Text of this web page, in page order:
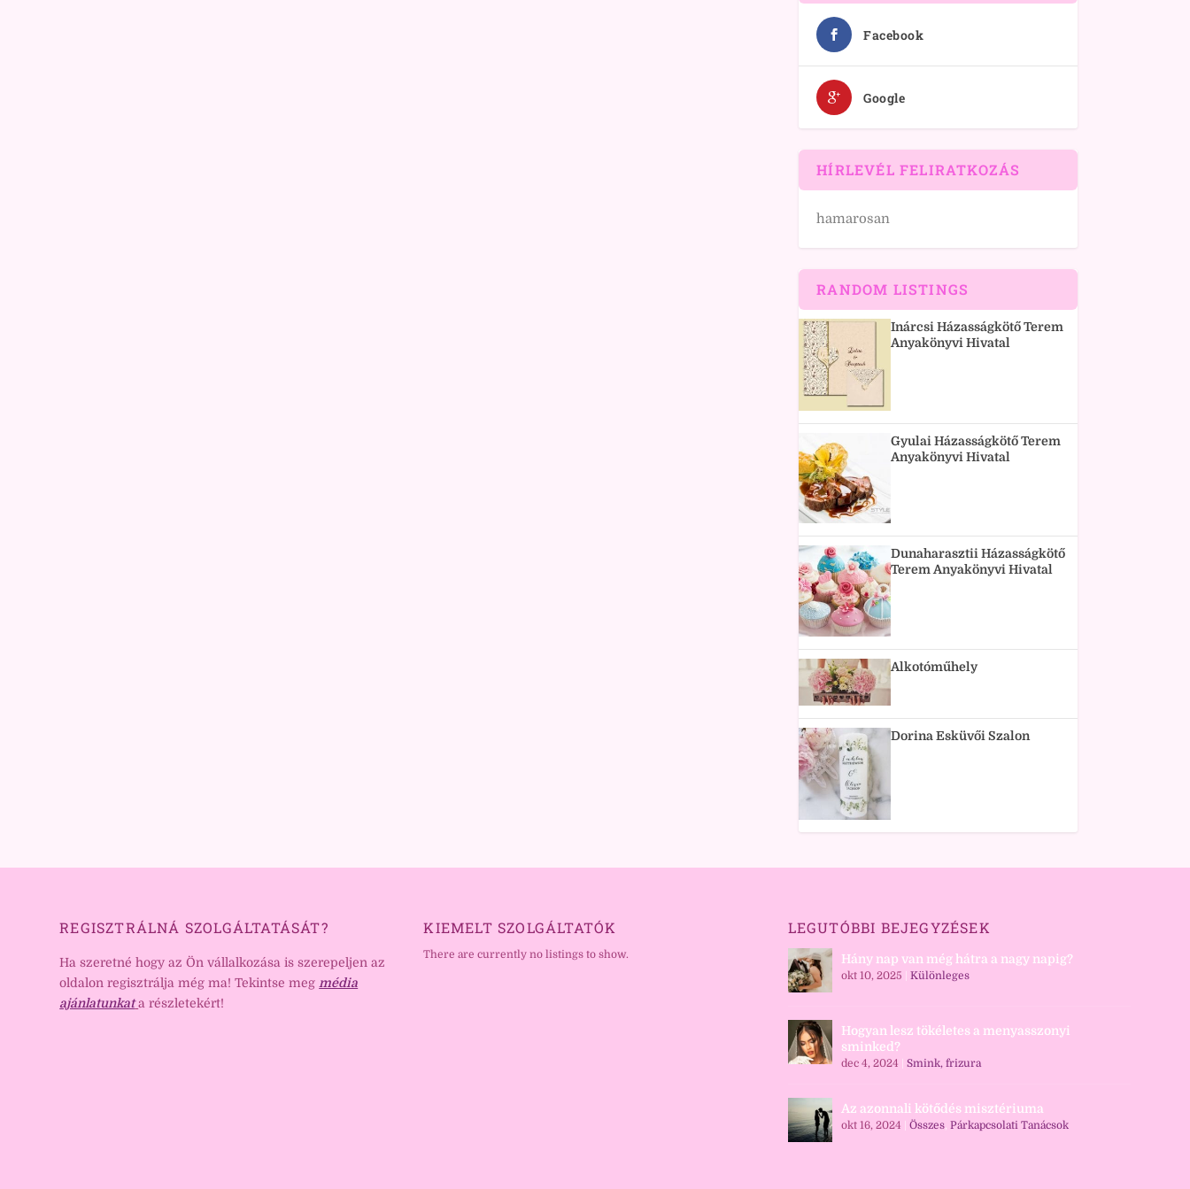
Facebook
Google
HÍRLEVÉL FELIRATKOZÁS
hamarosan
RANDOM LISTINGS
Inárcsi Házasságkötő Terem
Anyakönyvi Hivatal
Gyulai Házasságkötő Terem
Anyakönyvi Hivatal
Dunaharasztii Házasságkötő
Terem Anyakönyvi Hivatal
Alkotóműhely
Dorina Esküvői Szalon
REGISZTRÁLNÁ SZOLGÁLTATÁSÁT?
Ha szeretné hogy az Ön vállalkozása is szerepeljen az
oldalon regisztrálja még ma! Tekintse meg média
ajánlatunkat a részletekért!
KIEMELT SZOLGÁLTATÓK
There are currently no listings to show.
LEGUTÓBBI BEJEGYZÉSEK
Hány nap van még hátra a nagy napig?
okt 10, 2025 Különleges
Hogyan lesz tökéletes a menyasszonyi
sminked?
dec 4, 2024 Smink, frizura
Az azonnali kötődés misztériuma
okt 16, 2024 Összes, Párkapcsolati Tanácsok